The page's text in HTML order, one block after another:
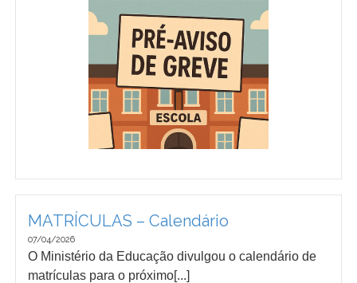
MATRÍCULAS – Calendário
07/04/2026
O Ministério da Educação divulgou o calendário de
matrículas para o próximo[...]